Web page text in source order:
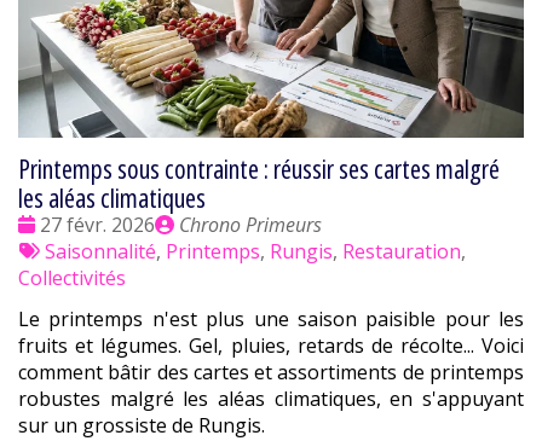
Printemps sous contrainte : réussir ses cartes malgré
les aléas climatiques
Date
:
27 févr. 2026
Publié
par
Chrono Primeurs
Tags
:
Saisonnalité, Printemps, Rungis, Restauration,
Collectivités
Le printemps n'est plus une saison paisible pour les
fruits et légumes. Gel, pluies, retards de récolte... Voici
comment bâtir des cartes et assortiments de printemps
robustes malgré les aléas climatiques, en s'appuyant
sur un grossiste de Rungis.